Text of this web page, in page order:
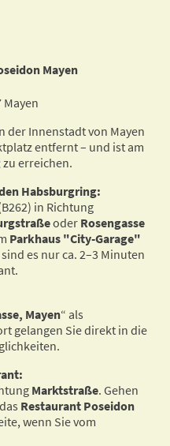
Mayen
Mayen
der Innenstadt von Mayen
entfernt – und ist am
zu erreichen.
Habsburgring:
in Richtung
oder Rosengasse
Parkhaus "City-Garage"
es nur ca. 2–3 Minuten
Mayen“ als
gelangen Sie direkt in die
Marktstraße. Gehen
Restaurant Poseidon
wenn Sie vom